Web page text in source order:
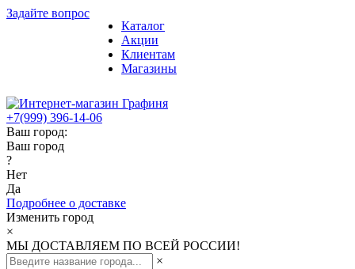
Задайте вопрос
Каталог
Акции
Клиентам
Магазины
+7(999) 396-14-06
Ваш город:
Ваш город
?
Нет
Да
Подробнее о доставке
Изменить город
×
МЫ ДОСТАВЛЯЕМ ПО ВСЕЙ РОССИИ!
×